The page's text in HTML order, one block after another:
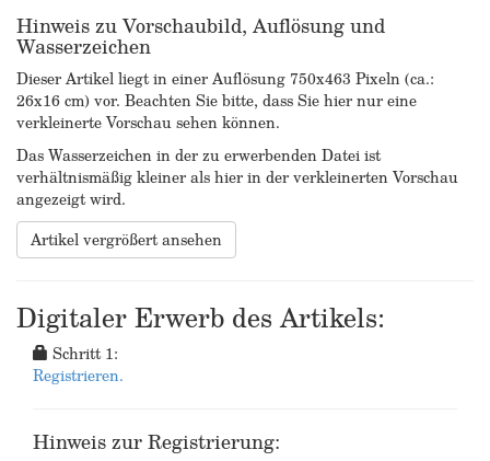
Hinweis zu Vorschaubild, Auflösung und
Wasserzeichen
Dieser Artikel liegt in einer Auflösung 750x463 Pixeln (ca.:
26x16 cm) vor. Beachten Sie bitte, dass Sie hier nur eine
verkleinerte Vorschau sehen können.
Das Wasserzeichen in der zu erwerbenden Datei ist
verhältnismäßig kleiner als hier in der verkleinerten Vorschau
angezeigt wird.
Artikel vergrößert ansehen
Digitaler Erwerb des Artikels:
Schritt 1:
Registrieren.
Hinweis zur Registrierung: